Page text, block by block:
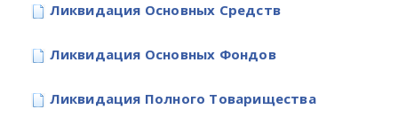
Ликвидация Основных Средств
Ликвидация Основных Фондов
Ликвидация Полного Товарищества